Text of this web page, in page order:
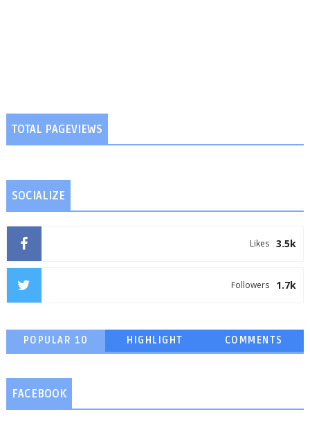
TOTAL PAGEVIEWS
SOCIALIZE
3.5k
Likes
1.7k
Followers
POPULAR 10 HIGHLIGHT COMMENTS
FACEBOOK